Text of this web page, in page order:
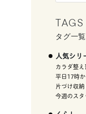
TAGS
タグ一覧
人気シリ
カラダ整
平日17時
片づけ収
今週のス